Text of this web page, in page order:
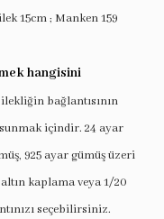
15cm ; Manken 159
hangisini
bağlantısının
içindir. 24 ayar
925 ayar gümüş üzeri
kaplama veya 1/20
seçebilirsiniz.